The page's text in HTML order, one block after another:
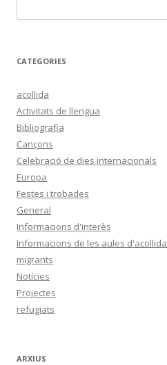
e
c
CATEGORIES
acollida
Activitats de llengua
Bibliografia
Cançons
Celebració de dies internacionals
Europa
Festes i trobades
General
Informacions d'interès
Informacions de les aules d'acollida
migrants
Notícies
Projectes
refugiats
ARXIUS